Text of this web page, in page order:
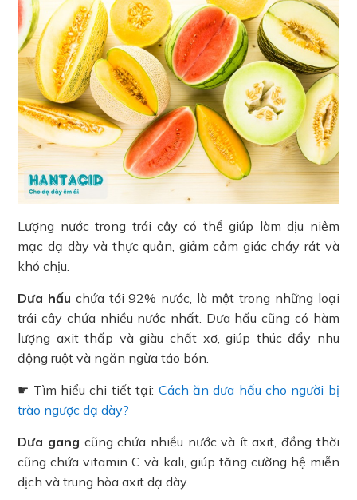
Lượng nước trong trái cây có thể giúp làm dịu niêm
mạc dạ dày và thực quản, giảm cảm giác cháy rát và
khó chịu.
Dưa hấu chứa tới 92% nước, là một trong những loại
trái cây chứa nhiều nước nhất. Dưa hấu cũng có hàm
lượng axit thấp và giàu chất xơ, giúp thúc đẩy nhu
động ruột và ngăn ngừa táo bón.
☛ Tìm hiểu chi tiết tại: Cách ăn dưa hấu cho người bị
trào ngược dạ dày?
Dưa gang cũng chứa nhiều nước và ít axit, đồng thời
cũng chứa vitamin C và kali, giúp tăng cường hệ miễn
dịch và trung hòa axit dạ dày.